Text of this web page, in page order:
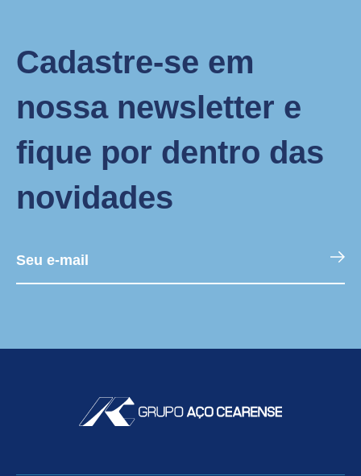
Cadastre-se em
nossa newsletter e
fique por dentro das
novidades